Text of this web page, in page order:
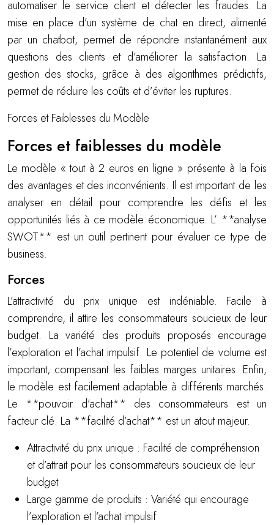
automatiser le service client et détecter les fraudes. La
mise en place d’un système de chat en direct, alimenté
par un chatbot, permet de répondre instantanément aux
questions des clients et d’améliorer la satisfaction. La
gestion des stocks, grâce à des algorithmes prédictifs,
permet de réduire les coûts et d’éviter les ruptures.
Forces et Faiblesses du Modèle
Forces et faiblesses du modèle
Le modèle « tout à 2 euros en ligne » présente à la fois
des avantages et des inconvénients. Il est important de les
analyser en détail pour comprendre les défis et les
opportunités liés à ce modèle économique. L’ **analyse
SWOT** est un outil pertinent pour évaluer ce type de
business.
Forces
L’attractivité du prix unique est indéniable. Facile à
comprendre, il attire les consommateurs soucieux de leur
budget. La variété des produits proposés encourage
l’exploration et l’achat impulsif. Le potentiel de volume est
important, compensant les faibles marges unitaires. Enfin,
le modèle est facilement adaptable à différents marchés.
Le **pouvoir d’achat** des consommateurs est un
facteur clé. La **facilité d’achat** est un atout majeur.
Attractivité du prix unique : Facilité de compréhension
et d’attrait pour les consommateurs soucieux de leur
budget
Large gamme de produits : Variété qui encourage
l’exploration et l’achat impulsif